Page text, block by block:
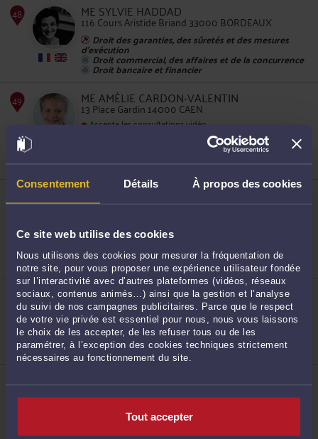
Consentement Détails À propos des cookies
Ce site web utilise des cookies
Nous utilisons des cookies pour mesurer la fréquentation de
notre site, pour vous proposer une expérience utilisateur fondée
sur l’interactivité avec d’autres plateformes (vidéos, réseaux
sociaux, contenus animés…) ainsi que la gestion et l’analyse
du suivi de nos campagnes publicitaires. Parce que le respect
de votre vie privée est essentiel pour nous, nous vous laissons
le choix de les accepter, de les refuser tous ou de les
paramétrer, à l’exception des cookies techniques strictement
nécessaires au fonctionnement du site.
Tout accepter
47
48
ME SYLVIE HADDAD
116 Cours Aristide Briand 33000 BORDEAUX
Droit des garanties, des sûretés et des mesures
d'exécution
Droit commercial, des affaires et de la concurrence
Droit bancaire et financier
49
ME AMÉLIE CARDON-VALENTIN
13 Place Gardin 14000 CAEN
Accepte les consultations vidéo
Droit des associations et des fondations
Droit des sociétés
ME SANDRINE JOMET
12 B rue de Garibaldi 69580 SATHONAY CAMP
Droit commercial, des affaires et de la concurrence
Droit de la famille, des personnes et de leur
patrimoine
Droit du dommage corporel
ME KATY BOUCHERIT
6 Allée des Pavillons 15250 JUSSAC
Droit rural
Droit de la famille, des personnes et de leur
patrimoine
Droit pénal
ME AYMERIC COUILLAUD
8 rue de la République 45000 ORLEANS
Droit commercial, des affaires et de la concurrence